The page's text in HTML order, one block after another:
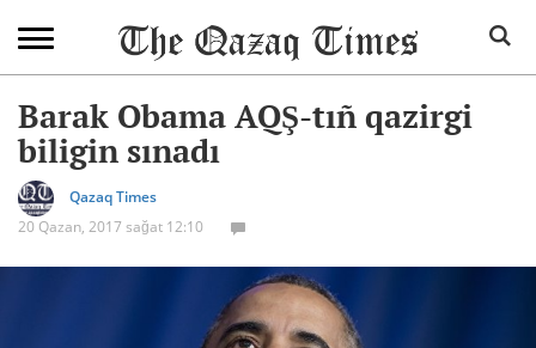
Barak Obama AQŞ-tıñ qazirgi
biligin sınadı
Qazaq Times
20 Qazan, 2017 sağat 12:10